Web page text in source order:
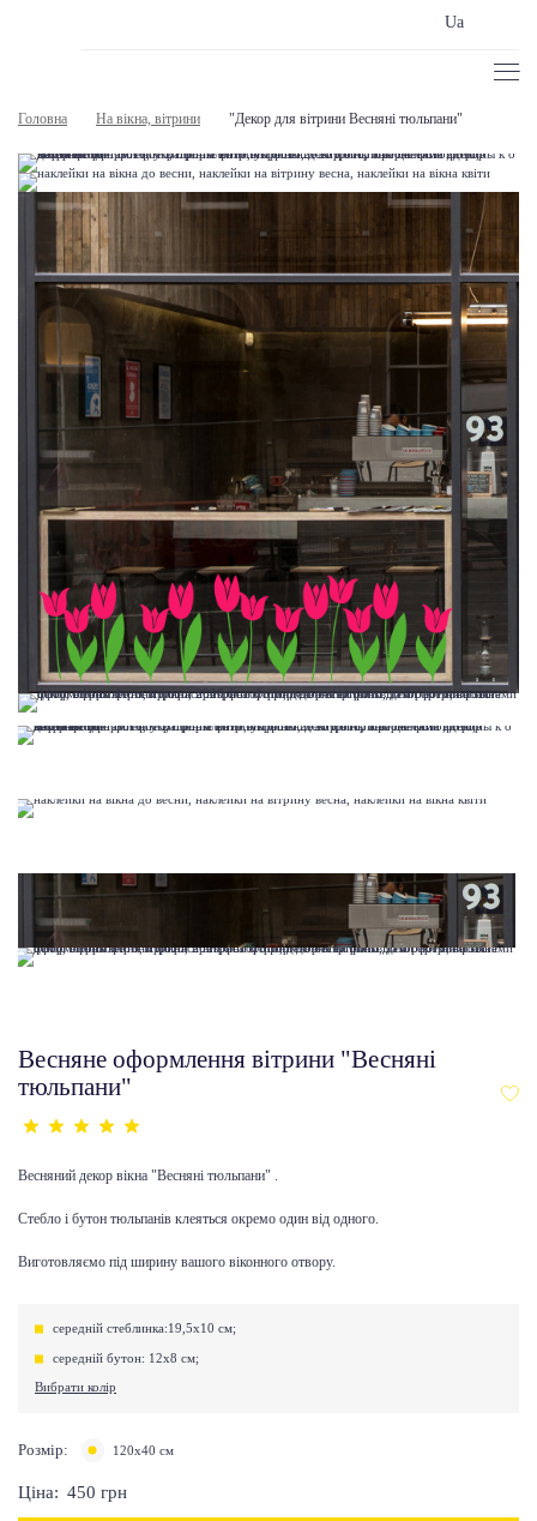
Ua
Головна На вікна, вітрини "Декор для вітрини Весняні тюльпани"
Весняне оформлення вітрини "Весняні
тюльпани"
Весняний декор вікна "Весняні тюльпани" .
Стебло і бутон тюльпанів клеяться окремо один від одного.
Виготовляємо під ширину вашого віконного отвору.
середній стеблинка:19,5х10 см;
середній бутон: 12х8 см;
Вибрати колір
Розмір: 120х40 см
Ціна: 450 грн